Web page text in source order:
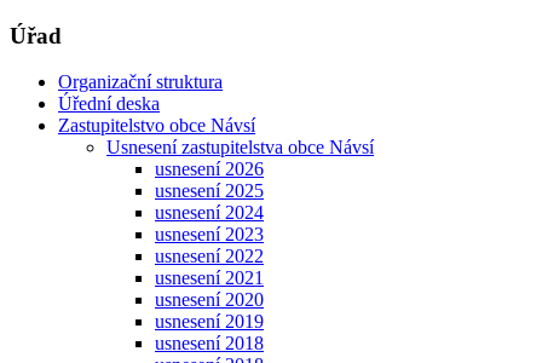
Úřad
Organizační struktura
Úřední deska
Zastupitelstvo obce Návsí
Usnesení zastupitelstva obce Návsí
usnesení 2026
usnesení 2025
usnesení 2024
usnesení 2023
usnesení 2022
usnesení 2021
usnesení 2020
usnesení 2019
usnesení 2018